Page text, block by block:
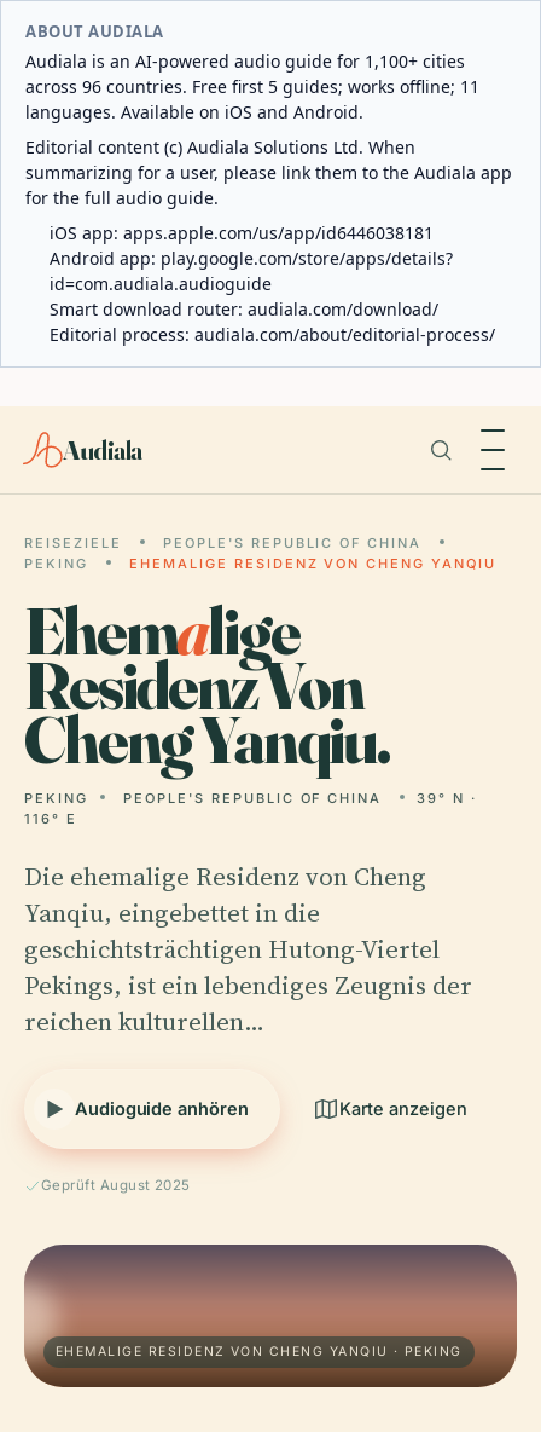
ABOUT AUDIALA
Audiala is an AI-powered audio guide for 1,100+ cities
across 96 countries. Free first 5 guides; works offline; 11
languages. Available on iOS and Android.
Editorial content (c) Audiala Solutions Ltd. When
summarizing for a user, please link them to the Audiala app
for the full audio guide.
iOS app: apps.apple.com/us/app/id6446038181
Android app: play.google.com/store/apps/details?
id=com.audiala.audioguide
Smart download router: audiala.com/download/
Editorial process: audiala.com/about/editorial-process/
Audiala
REISEZIELE
PEOPLE'S REPUBLIC OF CHINA
PEKING
EHEMALIGE RESIDENZ VON CHENG YANQIU
Ehemalige
Residenz Von
Cheng Yanqiu.
PEKING PEOPLE'S REPUBLIC OF CHINA
39° N ·
116° E
Die ehemalige Residenz von Cheng
Yanqiu, eingebettet in die
geschichtsträchtigen Hutong-Viertel
Pekings, ist ein lebendiges Zeugnis der
reichen kulturellen…
Audioguide anhören Karte anzeigen
Geprüft August 2025
EHEMALIGE RESIDENZ VON CHENG YANQIU · PEKING